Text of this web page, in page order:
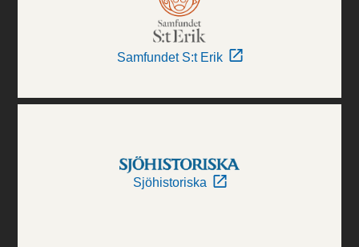
Samfundet S:t Erik
Sjöhistoriska